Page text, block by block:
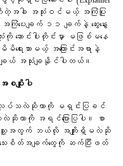
တဲ့အခါ အသုံးဝင်မယ့် အကြံပြု
အကြံပေးချက် ၁၁ ချက်နဲ့ ဆွေးနွေး
ဆောင်းပါးတိုင်းမှာ မဖြစ်မနေ
းသားမယ့် အကြောင်းအရာနဲ့
ျယ် အသုံးချနိုင်ပါတယ်။
စပျိုးပါ
သလဲဆိုတာကို မရှင်းပြခင်
ာလဲဆိုတာကို အရင်ပြောပြပါ။ စာ
ာ သူ့အတွက် ဘယ်လို အကျိုးရှိမလဲဆို
းစိတ်အချက်တွေကို ဆက်ပြီးဖတ်